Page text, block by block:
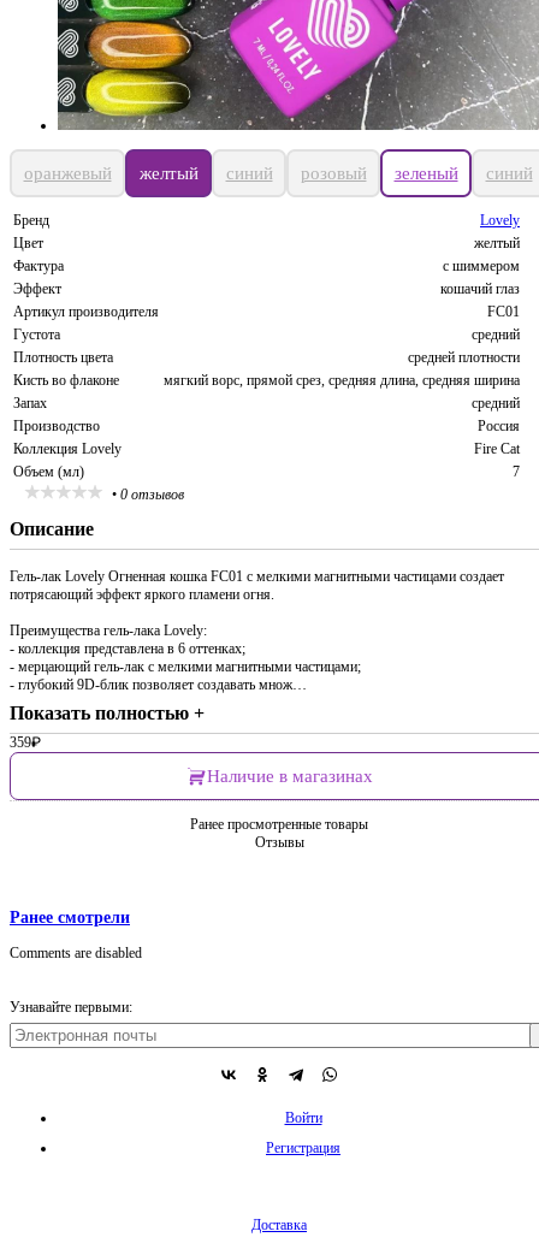
оранжевый желтый синий розовый зеленый синий
Бренд
Lovely
Цвет
желтый
Фактура
с шиммером
Эффект
кошачий глаз
Артикул производителя
FC01
Густота
средний
Плотность цвета
средней плотности
Кисть во флаконе
мягкий ворс, прямой срез, средняя длина, средняя ширина
Запах
средний
Производство
Россия
Коллекция Lovely
Fire Cat
Объем (мл)
7
• 0 отзывов
Описание
Гель-лак Lovely Огненная кошка FC01 с мелкими магнитными частицами создает
потрясающий эффект яркого пламени огня.
Преимущества гель-лака Lovely:
- коллекция представлена в 6 оттенках;
- мерцающий гель-лак с мелкими магнитными частицами;
- глубокий 9D-блик позволяет создавать множ…
Показать полностью +
359₽
Наличие в магазинах
Ранее просмотренные товары
Отзывы
Ранее смотрели
Comments are disabled
Узнавайте первыми:
Войти
Регистрация
Доставка